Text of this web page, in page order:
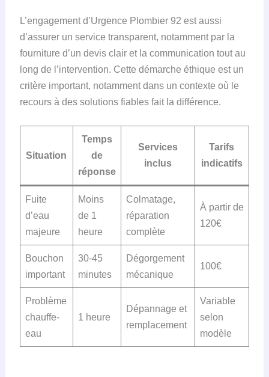
L’engagement d’Urgence Plombier 92 est aussi
d’assurer un service transparent, notamment par la
fourniture d’un devis clair et la communication tout au
long de l’intervention. Cette démarche éthique est un
critère important, notamment dans un contexte où le
recours à des solutions fiables fait la différence.
Situation
Temps
de
réponse
Services
inclus
Tarifs
indicatifs
Fuite
d’eau
majeure
Moins
de 1
heure
Colmatage,
réparation
complète
À partir de
120€
Bouchon
important
30-45
minutes
Dégorgement
mécanique
100€
Problème
chauffe-
eau
1 heure
Dépannage et
remplacement
Variable
selon
modèle